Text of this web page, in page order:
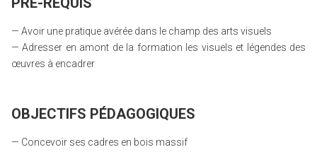
— Avoir une pratique avérée dans le champ des arts visuels
— Adresser en amont de la formation les visuels et légendes des
œuvres à encadrer
OBJECTIFS PÉDAGOGIQUES
— Concevoir ses cadres en bois massif